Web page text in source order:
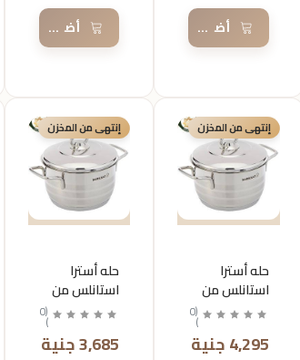
أضف إلى السلة أضف إلى السلة
إنتهى من المخزن
حله أسترا
استانلس من
كركوماز (
0
)
4,295 جنية
إنتهى من المخزن
حله أسترا
استانلس من
كركوماز (
0
)
3,685 جنية